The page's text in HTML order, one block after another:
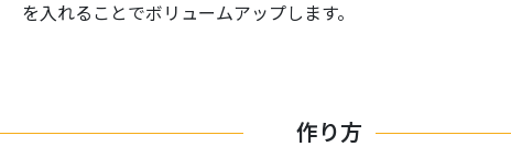
を入れることでボリュームアップします。
作り方